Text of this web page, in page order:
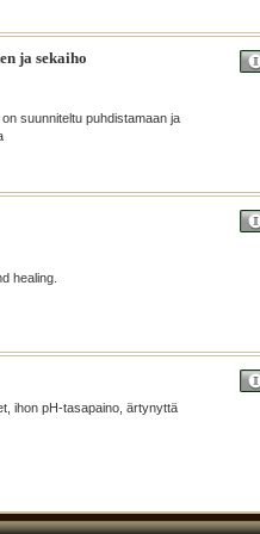
ja sekaiho
suunniteltu puhdistamaan ja
healing.
ihon pH-tasapaino, ärtynyttä